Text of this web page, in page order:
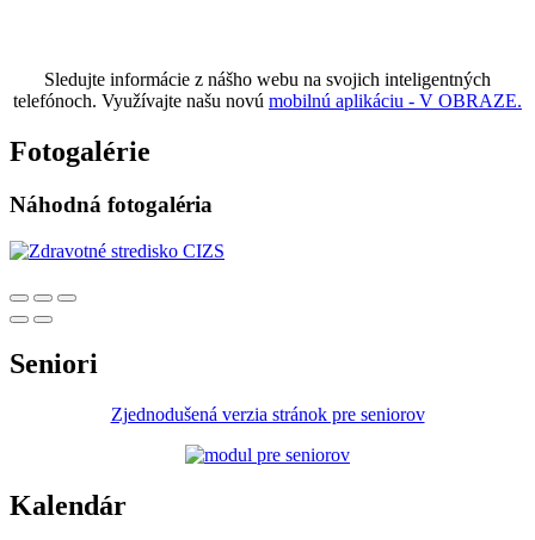
Sledujte informácie z nášho webu na svojich inteligentných
telefónoch. Využívajte našu novú mobilnú aplikáciu - V OBRAZE.
Fotogalérie
Náhodná fotogaléria
Seniori
Zjednodušená verzia stránok pre seniorov
Kalendár